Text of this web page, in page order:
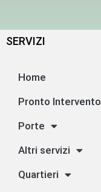
SERVIZI
Home
Pronto Intervento
Porte
Altri servizi
Quartieri